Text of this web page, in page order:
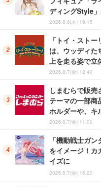
ディングStyle
2026.8.6(木) 19:15
「トイ・スト
は、ウッディた
上を走る姿で立
2026.8.7(金) 12:40
しまむらで販売
テーマの一部商
ホルダーや、キ
2026.8.7(金) 11:00
「機動戦士ガ
をイメージ！カ
イズに
2026.8.7(金) 16:20